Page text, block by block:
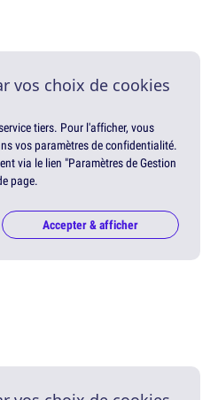
vos choix de cookies
tiers. Pour l'afficher, vous
vos paramètres de confidentialité.
via le lien "Paramètres de Gestion
page.
Accepter & afficher